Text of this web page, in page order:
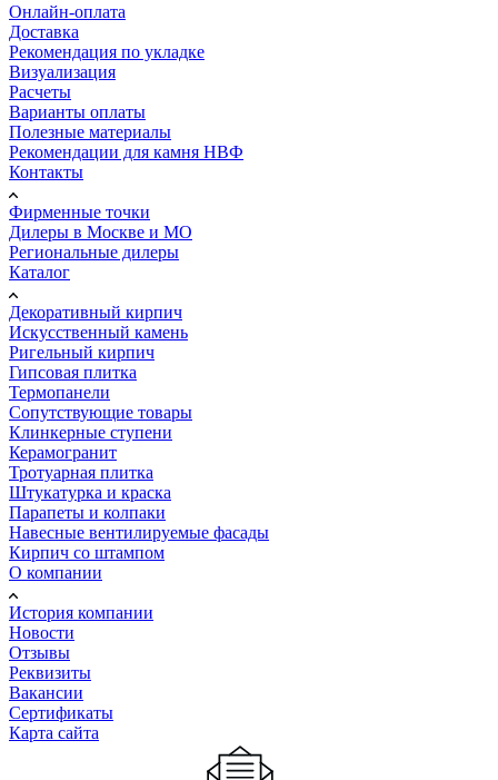
Онлайн-оплата
Доставка
Рекомендация по укладке
Визуализация
Расчеты
Варианты оплаты
Полезные материалы
Рекомендации для камня НВФ
Контакты
Фирменные точки
Дилеры в Москве и МО
Региональные дилеры
Каталог
Декоративный кирпич
Искусственный камень
Ригельный кирпич
Гипсовая плитка
Термопанели
Сопутствующие товары
Клинкерные ступени
Керамогранит
Тротуарная плитка
Штукатурка и краска
Парапеты и колпаки
Навесные вентилируемые фасады
Кирпич со штампом
О компании
История компании
Новости
Отзывы
Реквизиты
Вакансии
Сертификаты
Карта сайта